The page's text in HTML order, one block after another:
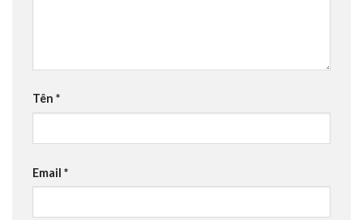
Tên *
Email *